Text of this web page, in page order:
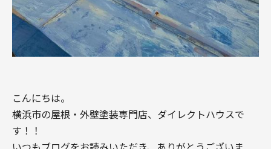
こんにちは。
横浜市の屋根・外壁塗装専門店、ダイレクトハウスで
す！！